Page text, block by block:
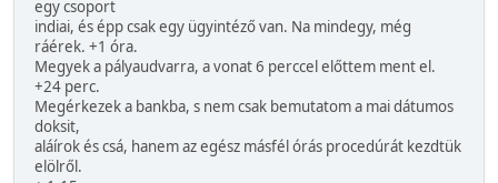
egy csoport
indiai, és épp csak egy ügyintéző van. Na mindegy, még
ráérek. +1 óra.
Megyek a pályaudvarra, a vonat 6 perccel előttem ment el.
+24 perc.
Megérkezek a bankba, s nem csak bemutatom a mai dátumos
doksit,
aláírok és csá, hanem az egész másfél órás procedúrát kezdtük
elölről.